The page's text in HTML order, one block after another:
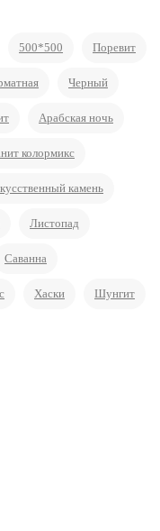
500*500 Поревит
Черный
Арабская ночь
колормикс
камень
Листопад
Саванна
Хаски Шунгит